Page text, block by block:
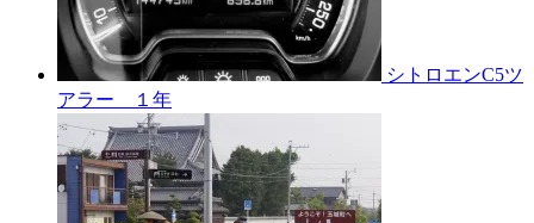
シトロエンC5ツ
アラー １年